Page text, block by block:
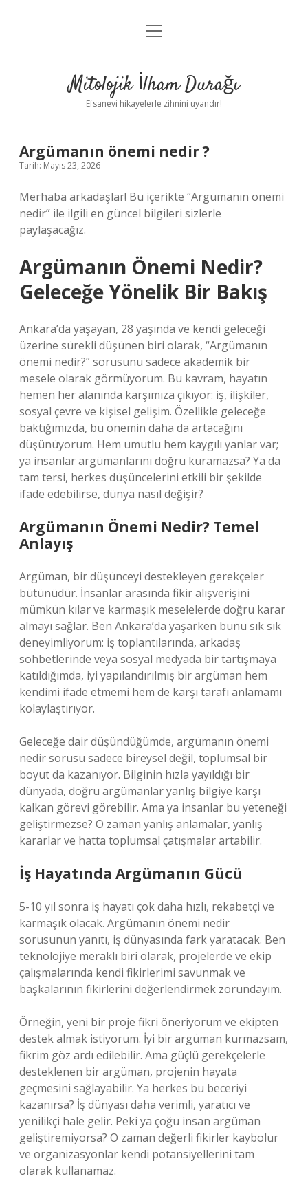
Anasayfa
Yasal Uyarı
menüyü
Mitolojik İlham Durağı
Efsanevi hikayelerle zihnini uyandır!
Argümanın önemi nedir ?
Tarih: Mayıs 23, 2026
Merhaba arkadaşlar! Bu içerikte “Argümanın önemi
nedir” ile ilgili en güncel bilgileri sizlerle
paylaşacağız.
Argümanın Önemi Nedir?
Geleceğe Yönelik Bir Bakış
Ankara’da yaşayan, 28 yaşında ve kendi geleceği
üzerine sürekli düşünen biri olarak, “Argümanın
önemi nedir?” sorusunu sadece akademik bir
mesele olarak görmüyorum. Bu kavram, hayatın
hemen her alanında karşımıza çıkıyor: iş, ilişkiler,
sosyal çevre ve kişisel gelişim. Özellikle geleceğe
baktığımızda, bu önemin daha da artacağını
düşünüyorum. Hem umutlu hem kaygılı yanlar var;
ya insanlar argümanlarını doğru kuramazsa? Ya da
tam tersi, herkes düşüncelerini etkili bir şekilde
ifade edebilirse, dünya nasıl değişir?
Argümanın Önemi Nedir? Temel
Anlayış
Argüman, bir düşünceyi destekleyen gerekçeler
bütünüdür. İnsanlar arasında fikir alışverişini
mümkün kılar ve karmaşık meselelerde doğru karar
almayı sağlar. Ben Ankara’da yaşarken bunu sık sık
deneyimliyorum: iş toplantılarında, arkadaş
sohbetlerinde veya sosyal medyada bir tartışmaya
katıldığımda, iyi yapılandırılmış bir argüman hem
kendimi ifade etmemi hem de karşı tarafı anlamamı
kolaylaştırıyor.
Geleceğe dair düşündüğümde, argümanın önemi
nedir sorusu sadece bireysel değil, toplumsal bir
boyut da kazanıyor. Bilginin hızla yayıldığı bir
dünyada, doğru argümanlar yanlış bilgiye karşı
kalkan görevi görebilir. Ama ya insanlar bu yeteneği
geliştirmezse? O zaman yanlış anlamalar, yanlış
kararlar ve hatta toplumsal çatışmalar artabilir.
İş Hayatında Argümanın Gücü
5-10 yıl sonra iş hayatı çok daha hızlı, rekabetçi ve
karmaşık olacak. Argümanın önemi nedir
sorusunun yanıtı, iş dünyasında fark yaratacak. Ben
teknolojiye meraklı biri olarak, projelerde ve ekip
çalışmalarında kendi fikirlerimi savunmak ve
başkalarının fikirlerini değerlendirmek zorundayım.
Örneğin, yeni bir proje fikri öneriyorum ve ekipten
destek almak istiyorum. İyi bir argüman kurmazsam,
fikrim göz ardı edilebilir. Ama güçlü gerekçelerle
desteklenen bir argüman, projenin hayata
geçmesini sağlayabilir. Ya herkes bu beceriyi
kazanırsa? İş dünyası daha verimli, yaratıcı ve
yenilikçi hale gelir. Peki ya çoğu insan argüman
geliştiremiyorsa? O zaman değerli fikirler kaybolur
ve organizasyonlar kendi potansiyellerini tam
olarak kullanamaz.